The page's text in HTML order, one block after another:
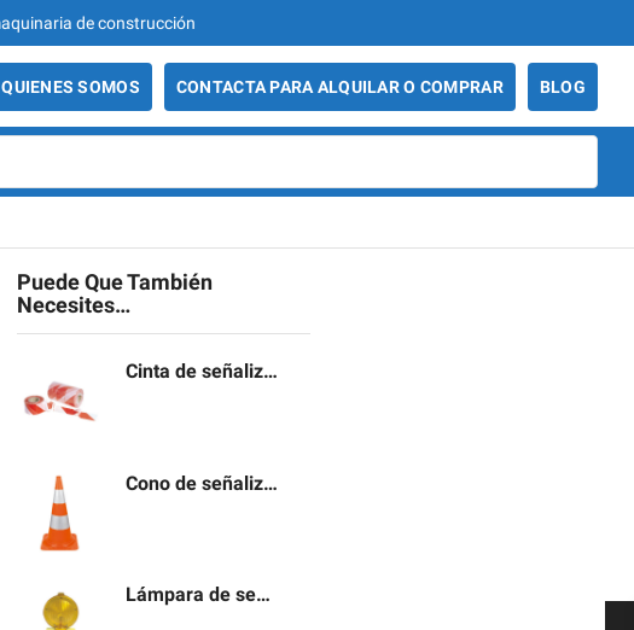
QUIENES SOMOS CONTACTA PARA ALQUILAR O COMPRAR BLOG
input
Puede Que También
Necesites…
Cinta de señalización
Cono de señalización
Lámpara de señalización